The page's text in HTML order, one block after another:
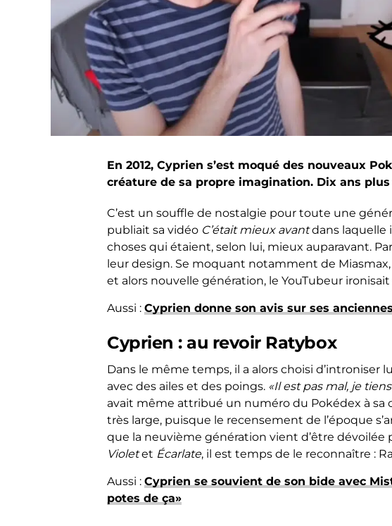
En 2012, Cyprien s’est moqué des nouveaux
créature de sa propre imagination. Dix ans
C’est un souffle de nostalgie pour toute une
publiait sa vidéo C’était mieux avantdans laquelle
choses qui étaient, selon lui, mieux auparavant.
leur design. Se moquant notamment de
et alors nouvelle génération, le YouTubeur
Aussi : Cyprien donne son avis sur ses
Cyprien : au revoir Ratybox
Dans le même temps, il a alors choisi d’introniser
avec des ailes et des poings. «Il est pas mal, je
avait même attribué un numéro du Pokédex à sa
très large, puisque le recensement de l’époque
que la neuvième génération vient d’être dévoilée
Violetet Écarlate, il est temps de le reconnaître :
Aussi : Cyprien se souvient de son bide avec
potes de ça»